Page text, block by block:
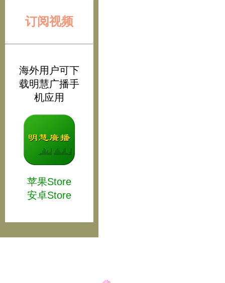
订阅视频
海外用户可下
载明慧广播手
机应用
苹果Store
安卓Store